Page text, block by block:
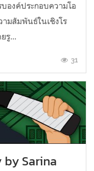
บองค์ประกอบความโอ
ามสัมพันธ์ในเชิงโร
รู...
31
by Sarina